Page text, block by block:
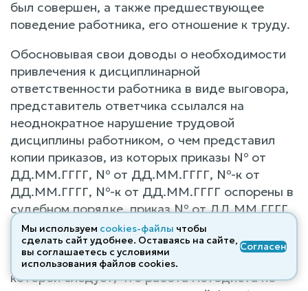
был совершен, а также предшествующее
поведение работника, его отношение к труду.
Обосновывая свои доводы о необходимости
привлечения к дисциплинарной
ответственности работника в виде выговора,
представитель ответчика ссылался на
неоднократное нарушение трудовой
дисциплины работником, о чем представил
копии приказов, из которых приказы № от
ДД.ММ.ГГГГ, № от ДД.ММ.ГГГГ, №-к от
ДД.ММ.ГГГГ, №-к от ДД.ММ.ГГГГ оспорены в
судебном порядке, приказ № от ДД.ММ.ГГГГ
вынесен более года назад перед вынесением
оспариваемого приказа, а также справкой по
итогам проверки работы методиста, из
которой следует, что работа методиста по
Мы используем cookies-файлы чтобы
сделать сайт удобнее. Оставаясь на сайте,
вы соглашаетесь с условиями
использования файлов cооkies.
Согласен